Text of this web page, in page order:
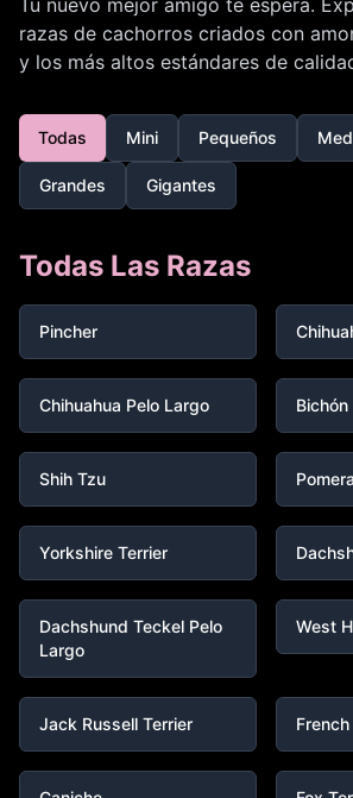
Tu nuevo mejor amigo te espera.
razas de cachorros criados con
y los más altos estándares de
Todas Mini Pequeños
Grandes Gigantes
Todas Las Razas
Pincher
Chihuahua Pelo Largo
Shih Tzu
Yorkshire Terrier
Dachshund Teckel Pelo
Largo
West
Jack Russell Terrier